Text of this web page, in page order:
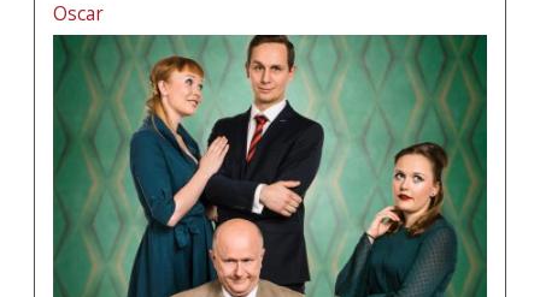
Oscar